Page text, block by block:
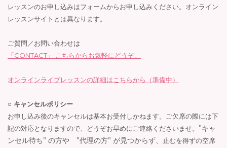
レッスンのお申し込みはフォームからお申し込みください。オンライン
レッスンサイトとは異なります。
ご質問／お問い合わせは
「CONTACT」 こちらからお気軽にどうぞ。
オンラインライブレッスンの詳細はこちらから（準備中）
○ キャンセルポリシー
お申し込み後のキャンセルは基本お受付しかねます。ご欠席の際には下
記の対応となりますので、どうぞお早めにご連絡くださいませ。 ”キャ
ンセル待ち” の方や ”代理の方” が見つからず、
止むを得ずの空席